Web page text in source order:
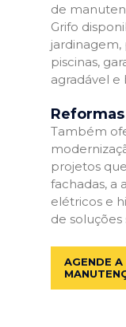
de
Grifo
piscinas,
agradável e
Também
projetos
fachadas, a
elétricos e
de
AGENDE A